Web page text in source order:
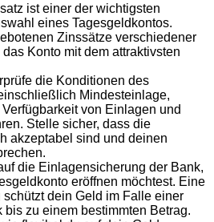
ist einer der wichtigsten
eines Tagesgeldkontos.
Zinssätze verschiedener
Konto mit dem attraktivsten
die Konditionen des
Mindesteinlage,
von Einlagen und
Stelle sicher, dass die
akzeptabel sind und deinen
die Einlagensicherung der Bank,
eröffnen möchtest. Eine
dein Geld im Falle einer
bis zu einem bestimmten Betrag.